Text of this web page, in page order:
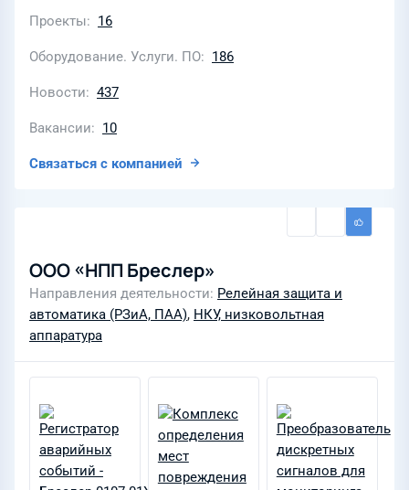
Проекты 16
Оборудование. Услуги. ПО 186
Новости 437
Вакансии 10
Связаться с компанией
ООО «НПП Бреслер»
Направления деятельности Релейная защита и
автоматика (РЗиА, ПАА), НКУ, низковольтная
аппаратура